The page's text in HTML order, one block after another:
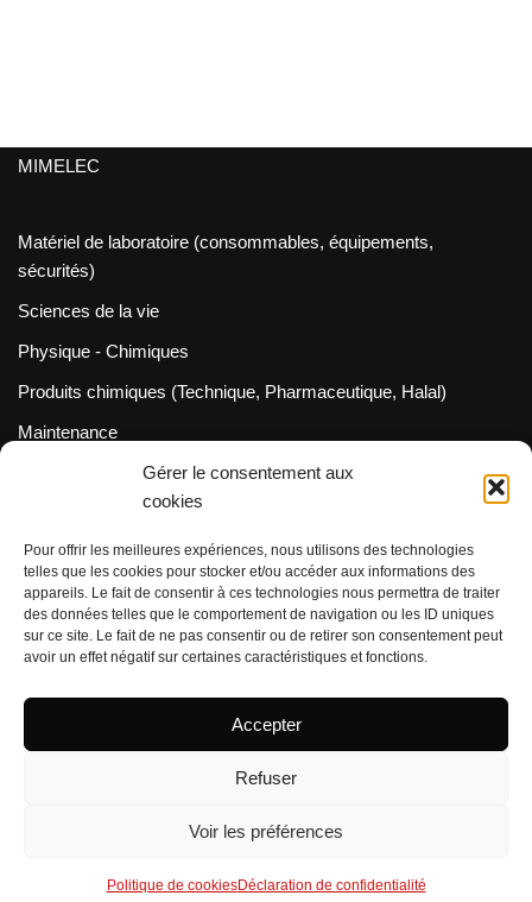
Gérer le consentement aux
cookies
Pour offrir les meilleures expériences, nous utilisons des technologies
telles que les cookies pour stocker et/ou accéder aux informations des
appareils. Le fait de consentir à ces technologies nous permettra de traiter
des données telles que le comportement de navigation ou les ID uniques
sur ce site. Le fait de ne pas consentir ou de retirer son consentement peut
avoir un effet négatif sur certaines caractéristiques et fonctions.
Accepter
Refuser
Voir les préférences
Politique de cookiesDéclaration de confidentialité
MIMELEC
Matériel de laboratoire (consommables, équipements,
sécurités)
Sciences de la vie
Physique - Chimiques
Produits chimiques (Technique, Pharmaceutique, Halal)
Maintenance
Métrologie (Cofrac / Dakks)
INFORMATION
Spécifications/FDS
Frais de livraison
Politique relative aux retours
Conditions générales de vente et de livraison